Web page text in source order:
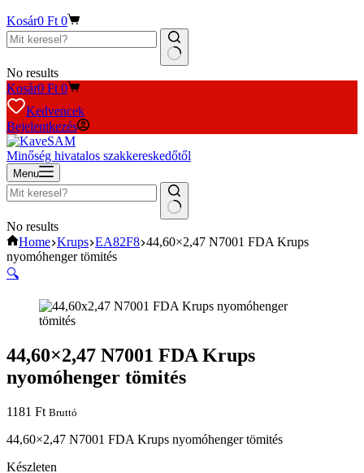
Kosár0 Ft 0
No results
Kosár0 Ft 0
Kedvencek
Bejelentkezés
Minőség hivatalos szakkereskedőtől
Menu
No results
Home Krups EA82F8 44,60×2,47 N7001 FDA Krups
nyomóhenger tömités
🔍
44,60×2,47 N7001 FDA Krups
nyomóhenger tömités
1181 Ft Bruttó
44,60×2,47 N7001 FDA Krups nyomóhenger tömités
Készleten